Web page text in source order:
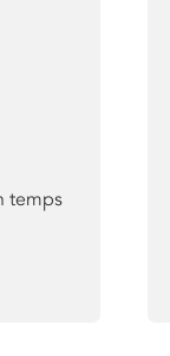
temps